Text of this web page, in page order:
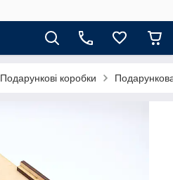
Подарункові коробки